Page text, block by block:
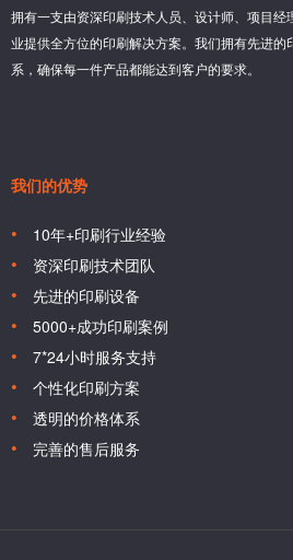
拥有一支由资深印刷技术人员、设计师、项目
业提供全方位的印刷解决方案。我们拥有先进
系，确保每一件产品都能达到客户的要求。
我们的优势
10年+印刷行业经验
资深印刷技术团队
先进的印刷设备
5000+成功印刷案例
7*24小时服务支持
个性化印刷方案
透明的价格体系
完善的售后服务